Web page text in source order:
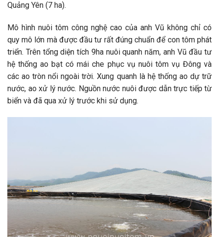
Quảng Yên (7 ha).
Mô hình nuôi tôm công nghệ cao của anh Vũ không chỉ có
quy mô lớn mà được đầu tư rất đúng chuẩn để con tôm phát
triển. Trên tổng diện tích 9ha nuôi quanh năm, anh Vũ đầu tư
hệ thống ao bạt có mái che phục vụ nuôi tôm vụ Đông và
các ao tròn nổi ngoài trời. Xung quanh là hệ thống ao dự trữ
nước, ao xử lý nước. Nguồn nước nuôi được dẫn trực tiếp từ
biển và đã qua xử lý trước khi sử dụng.